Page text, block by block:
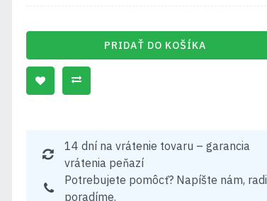
PRIDAŤ DO KOŠÍKA
14 dní na vrátenie tovaru – garancia
vrátenia peňazí
Potrebujete pomôcť? Napíšte nám, radi
poradíme.